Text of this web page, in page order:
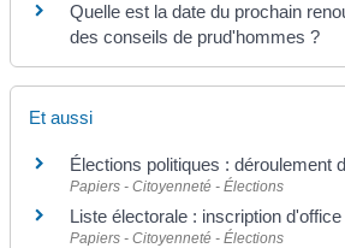
Quelle est la date du prochain
des conseils de prud'hommes ?
Et aussi
Élections politiques : déroulement
Papiers - Citoyenneté - Élections
Liste électorale : inscription
Papiers - Citoyenneté - Élections